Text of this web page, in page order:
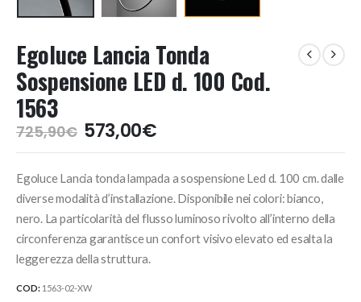
Egoluce Lancia Tonda
Sospensione LED d. 100 Cod.
1563
725,90€ Il
prezzo
era:
725,90€.
573,00€Il
prezzo
è:
573,00€.
Egoluce Lancia tonda lampada a sospensione Led d. 100 cm. dalle
diverse modalità d’installazione. Disponibile nei colori: bianco,
nero. La particolarità del flusso luminoso rivolto all’interno della
circonferenza garantisce un confort visivo elevato ed esalta la
leggerezza della struttura.
COD: 1563-02-XW